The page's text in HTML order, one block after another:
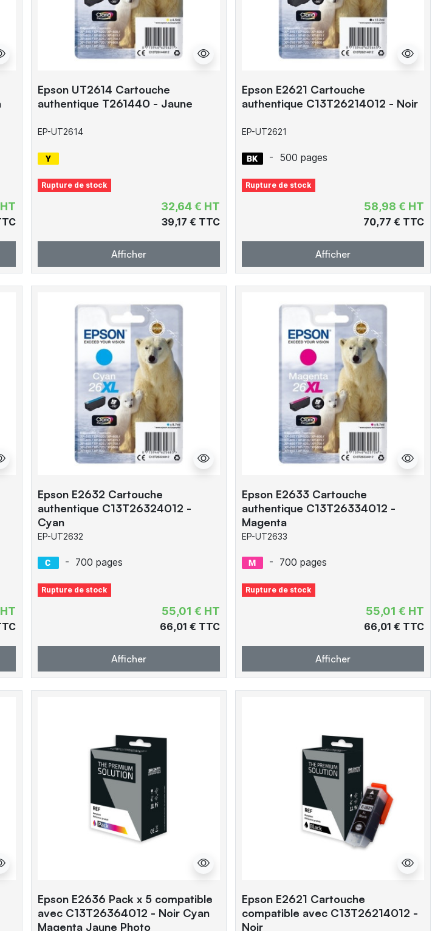
Epson UT2614 Cartouche
authentique T261440 - Jaune
EP-UT2614
Rupture de stock
32,64 € HT
39,17 € TTC
Afficher
Epson E2621 Cartouche
authentique C13T26214012 - Noir
EP-UT2621
- 500 pages
Rupture de stock
58,98 € HT
70,77 € TTC
Afficher
Epson E2632 Cartouche
authentique C13T26324012 -
Cyan
EP-UT2632
- 700 pages
Rupture de stock
55,01 € HT
66,01 € TTC
Afficher
Epson E2633 Cartouche
authentique C13T26334012 -
Magenta
EP-UT2633
- 700 pages
Rupture de stock
55,01 € HT
66,01 € TTC
Afficher
Epson E2636 Pack x 5 compatible
avec C13T26364012 - Noir Cyan
Magenta Jaune Photo
Epson E2621 Cartouche
compatible avec C13T26214012 -
Noir